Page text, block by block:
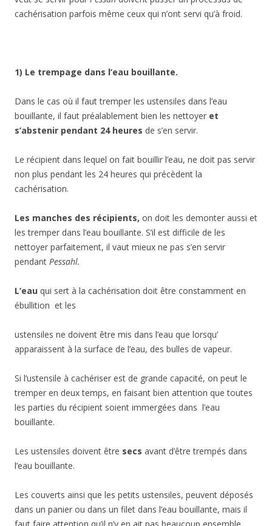
cachérisation parfois même ceux qui n’ont servi qu’à froid.
1) Le trempage dans l’eau bouillante.
Dans le cas où il faut tremper les ustensiles dans l’eau
bouillante, il faut préalablement bien les nettoyer et
s’abstenir pendant 24 heures de s’en servir.
Le récipient dans lequel on fait bouillir l’eau, ne doit pas servir
non plus pendant les 24 heures qui précèdent la
cachérisation.
Les manches des récipients, on doit les demonter aussi et
les tremper dans l’eau bouillante. S’il est difficile de les
nettoyer parfaitement, il vaut mieux ne pas s’en servir
pendant Pessahl.
L’eau qui sert à la cachérisation doit être constamment en
ébullition et les
ustensiles ne doivent être mis dans l’eau que lorsqu’
apparaissent à la surface de l’eau, des bulles de vapeur.
Si l’ustensile à cachériser est de grande capacité, on peut le
tremper en deux temps, en faisant bien attention que toutes
les parties du récipient soient immergées dans l’eau
bouillante.
Les ustensiles doivent être secs avant d’être trempés dans
l’eau bouillante.
Les couverts ainsi que les petits ustensiles, peuvent déposés
dans un panier ou dans un filet dans l’eau bouillante, mais il